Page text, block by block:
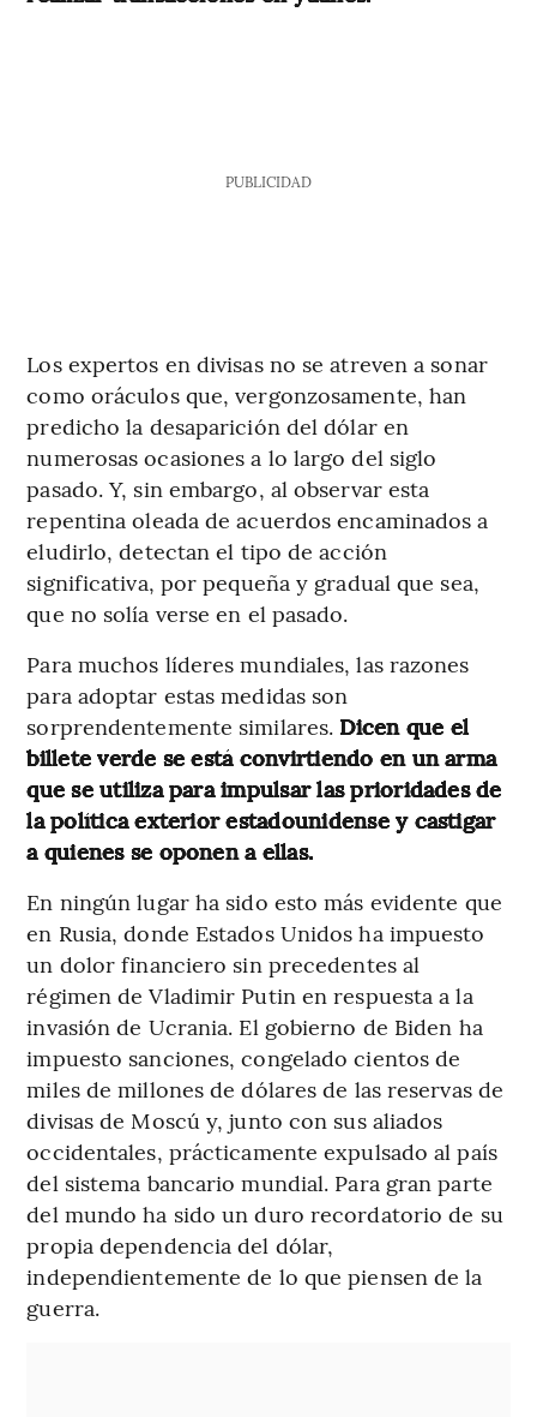
PUBLICIDAD
Los expertos en divisas no se atreven a sonar
como oráculos que, vergonzosamente, han
predicho la desaparición del dólar en
numerosas ocasiones a lo largo del siglo
pasado. Y, sin embargo, al observar esta
repentina oleada de acuerdos encaminados a
eludirlo, detectan el tipo de acción
significativa, por pequeña y gradual que sea,
que no solía verse en el pasado.
Para muchos líderes mundiales, las razones
para adoptar estas medidas son
sorprendentemente similares. Dicen que el
billete verde se está convirtiendo en un arma
que se utiliza para impulsar las prioridades de
la política exterior estadounidense y castigar
a quienes se oponen a ellas.
En ningún lugar ha sido esto más evidente que
en Rusia, donde Estados Unidos ha impuesto
un dolor financiero sin precedentes al
régimen de Vladimir Putin en respuesta a la
invasión de Ucrania. El gobierno de Biden ha
impuesto sanciones, congelado cientos de
miles de millones de dólares de las reservas de
divisas de Moscú y, junto con sus aliados
occidentales, prácticamente expulsado al país
del sistema bancario mundial. Para gran parte
del mundo ha sido un duro recordatorio de su
propia dependencia del dólar,
independientemente de lo que piensen de la
guerra.